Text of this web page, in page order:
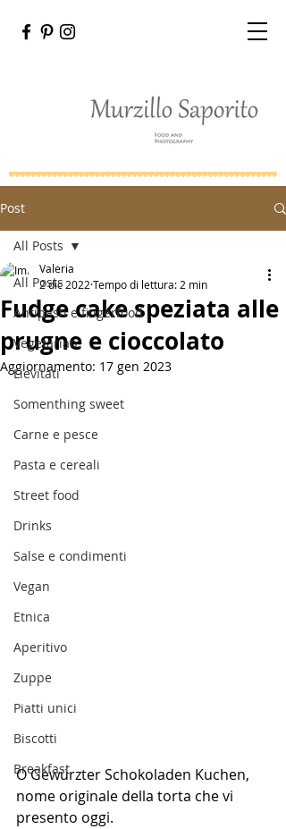
Post
All Posts
Antipasti e fingerfood
Vegetarian
Lievitati
Somenthing sweet
Carne e pesce
Pasta e cereali
Street food
Drinks
Salse e condimenti
Vegan
Etnica
Aperitivo
Zuppe
Piatti unici
Biscotti
Breakfast
All Posts
Fudge cake speziata alle
prugne e cioccolato
Valeria
2 dic 2022 Tempo di lettura: 2 min
Aggiornamento: 17 gen 2023
O Gewürzter Schokoladen Kuchen,
nome originale della torta che vi
presento oggi.